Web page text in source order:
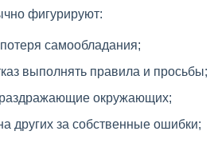
фигурируют:
самообладания;
выполнять правила и просьбы;
окружающих;
других за собственные ошибки;